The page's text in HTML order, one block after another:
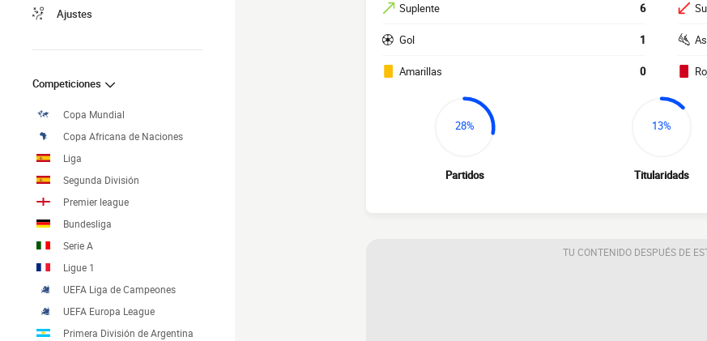
Ajustes
Competiciones
Copa Mundial
Copa Africana de Naciones
Liga
Segunda División
Premier league
Bundesliga
Serie A
Ligue 1
UEFA Liga de Campeones
UEFA Europa League
Primera División de Argentina
Suplente 6
Gol 1
Amarillas 0
28%
Partidos
13%
Titularidads
TU CONTENIDO DESPUÉS DE